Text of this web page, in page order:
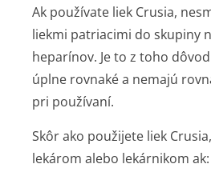
Ak používate liek Crusia,
liekmi patriacimi do skupiny
heparínov. Je to z toho
úplne rovnaké a nemajú
pri používaní.
Skôr ako použijete liek
lekárom alebo lekárnikom ak: